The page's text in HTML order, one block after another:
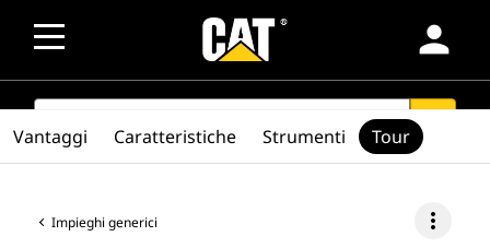
person
SEARCH search
Impieghi generici more_vert
Vantaggi Caratteristiche Strumenti Tour